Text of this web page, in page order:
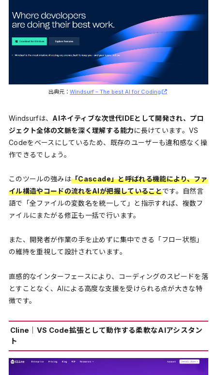
出典元： Windsurf – The best AI for Coding
Windsurfは、 AIネイティブな次世代IDEとして開発され、プロ
ジェクト全体の文脈を深く理解する能力に長けています。VS
Codeをベースにしているため、既存のユーザーも違和感なく操
作できるでしょう。
このツールの強みは「Cascade」と呼ばれる機能により、ファ
イル構造やコードの流れをAIが把握していることです。自然言
語で「全ファイルの変数名を統一して」と指示すれば、複数フ
ァイルにまたがる修正も一括で行います。
また、開発者が作業の手を止めずに集中できる「フロー状態」
の維持を重視して設計されています。
直感的なインターフェースにより、コーディングのスピードを落
とすことなく、AIによる高度な支援を受けられる点が大きな特
徴です。
Cline｜VS Code拡張として動作する柔軟なAIアシスタン
ト